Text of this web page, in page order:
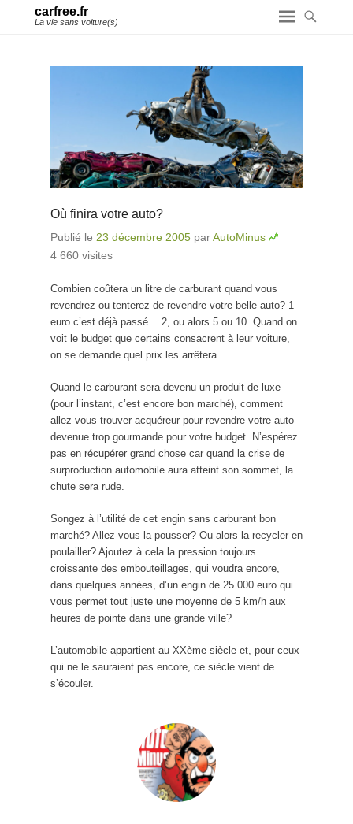
carfree.fr
La vie sans voiture(s)
Où finira votre auto?
Publié le 23 décembre 2005 parAutoMinus
4 660 visites
Combien coûtera un litre de carburant quand vous
revendrez ou tenterez de revendre votre belle auto? 1
euro c’est déjà passé… 2, ou alors 5 ou 10. Quand on
voit le budget que certains consacrent à leur voiture,
on se demande quel prix les arrêtera.
Quand le carburant sera devenu un produit de luxe
(pour l’instant, c’est encore bon marché), comment
allez-vous trouver acquéreur pour revendre votre auto
devenue trop gourmande pour votre budget. N’espérez
pas en récupérer grand chose car quand la crise de
surproduction automobile aura atteint son sommet, la
chute sera rude.
Songez à l’utilité de cet engin sans carburant bon
marché? Allez-vous la pousser? Ou alors la recycler en
poulailler? Ajoutez à cela la pression toujours
croissante des embouteillages, qui voudra encore,
dans quelques années, d’un engin de 25.000 euro qui
vous permet tout juste une moyenne de 5 km/h aux
heures de pointe dans une grande ville?
L’automobile appartient au XXème siècle et, pour ceux
qui ne le sauraient pas encore, ce siècle vient de
s’écouler.